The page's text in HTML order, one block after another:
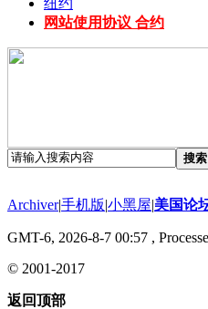
网站使用协议 合约
搜索
Archiver|手机版|小黑屋|美国论
GMT-6, 2026-8-7 00:57 ,
© 2001-2017
返回顶部